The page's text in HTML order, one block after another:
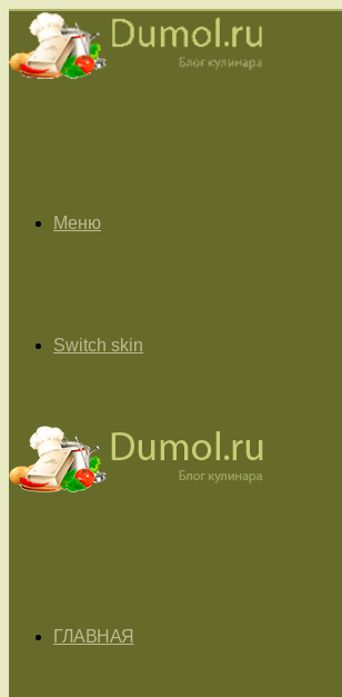
Меню
Switch skin
ГЛАВНАЯ